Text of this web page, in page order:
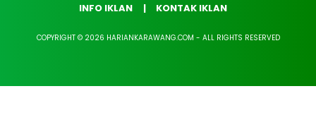
INFO IKLAN
KONTAK IKLAN
COPYRIGHT © 2026 HARIANKARAWANG.COM - ALL RIGHTS RESERVED